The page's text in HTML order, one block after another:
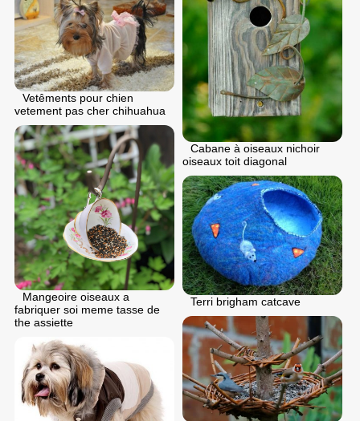
Cabane à oiseaux nichoir
oiseaux toit diagonal
Vetêments pour chien
vetement pas cher chihuahua
Mangeoire oiseaux a
fabriquer soi meme tasse de
the assiette
Terri brigham catcave